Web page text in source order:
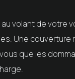
volant de votre
Une couverture
que les